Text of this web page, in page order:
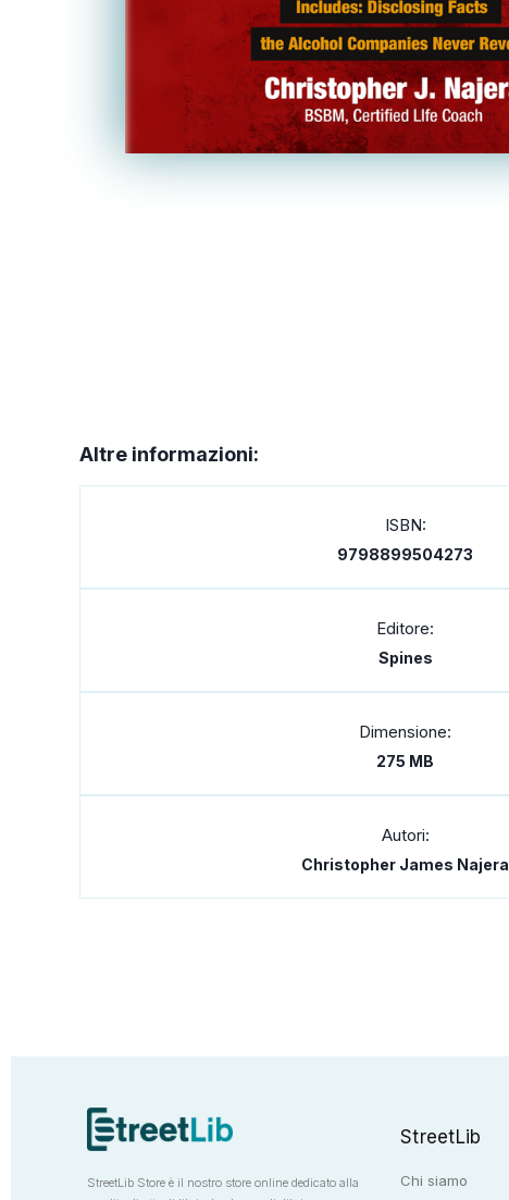
Altre informazioni:
ISBN:
9798899504273
Editore:
Spines
Dimensione:
275 MB
Autori:
Christopher James Najera
StreetLib Store è il nostro store online dedicato alla
StreetLib
Chi siamo